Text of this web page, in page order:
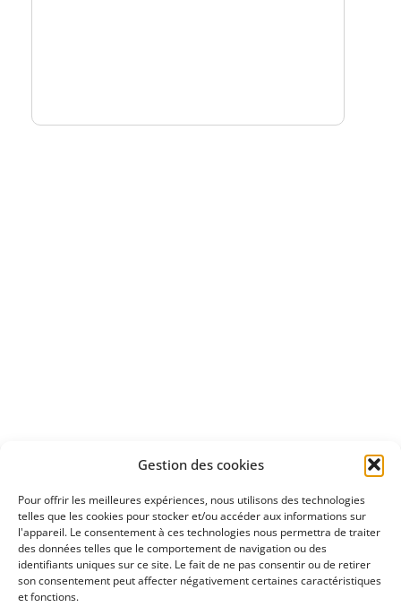
Gestion des cookies
Pour offrir les meilleures expériences, nous utilisons des technologies
telles que les cookies pour stocker et/ou accéder aux informations sur
l'appareil. Le consentement à ces technologies nous permettra de traiter
des données telles que le comportement de navigation ou des
identifiants uniques sur ce site. Le fait de ne pas consentir ou de retirer
son consentement peut affecter négativement certaines caractéristiques
et fonctions.
Découvrez